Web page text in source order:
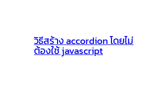
วิธีสร้าง accordion โดยไม่
ต้องใช้ javascript